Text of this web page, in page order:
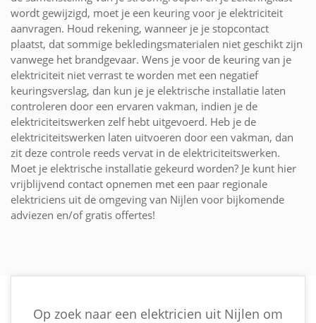
wordt gewijzigd, moet je een keuring voor je elektriciteit
aanvragen. Houd rekening, wanneer je je stopcontact
plaatst, dat sommige bekledingsmaterialen niet geschikt zijn
vanwege het brandgevaar. Wens je voor de keuring van je
elektriciteit niet verrast te worden met een negatief
keuringsverslag, dan kun je je elektrische installatie laten
controleren door een ervaren vakman, indien je de
elektriciteitswerken zelf hebt uitgevoerd. Heb je de
elektriciteitswerken laten uitvoeren door een vakman, dan
zit deze controle reeds vervat in de elektriciteitswerken.
Moet je elektrische installatie gekeurd worden? Je kunt hier
vrijblijvend contact opnemen met een paar regionale
elektriciens uit de omgeving van Nijlen voor bijkomende
adviezen en/of gratis offertes!
Op zoek naar een elektricien uit Nijlen om